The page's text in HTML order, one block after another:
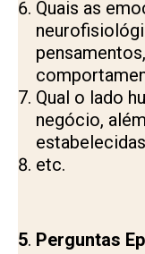
Quais as
Qual o lado
negócio,
etc.
5. Perguntas